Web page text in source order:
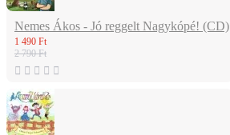
Nemes Ákos - Jó reggelt Nagykópé! (CD)
1 490 Ft
2 790 Ft